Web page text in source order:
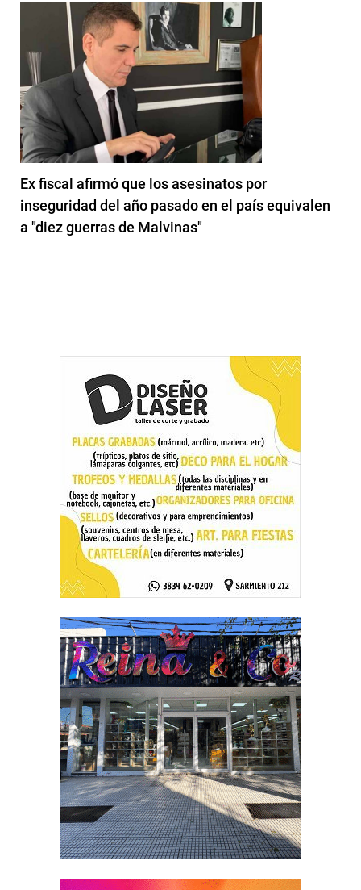
Ex fiscal afirmó que los asesinatos por
inseguridad del año pasado en el país equivalen
a "diez guerras de Malvinas"